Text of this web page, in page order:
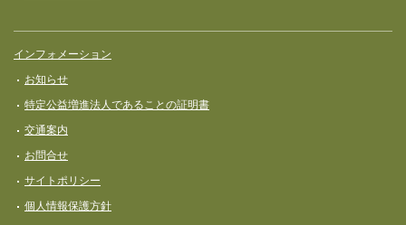
インフォメーション
お知らせ
特定公益増進法人であることの証明書
交通案内
お問合せ
サイトポリシー
個人情報保護方針